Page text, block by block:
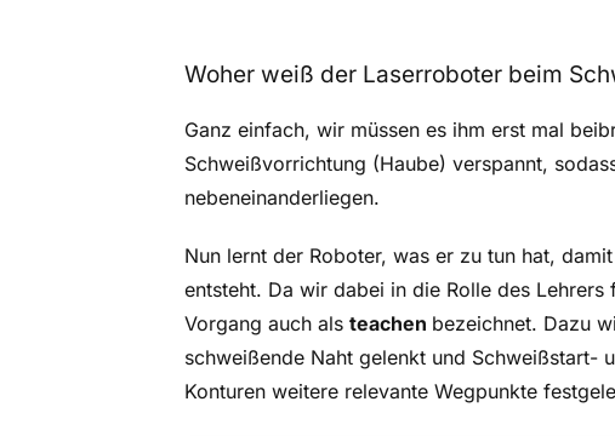
Woher weiß der Laserroboter beim
Ganz einfach, wir müssen es ihm erst mal
Schweißvorrichtung (Haube) verspannt,
nebeneinanderliegen.
Nun lernt der Roboter, was er zu tun hat,
entsteht. Da wir dabei in die Rolle des
Vorgang auch als teachen bezeichnet. Dazu
schweißende Naht gelenkt und Schweißstart-
Konturen weitere relevante Wegpunkte